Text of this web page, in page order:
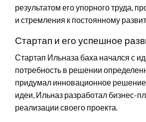
результатом его упорного труда,
и стремления к постоянному
Стартап и его успешное
Стартап Ильназа баха начался с
потребность в решении
придумал инновационное
идеи, Ильназ разработал бизнес-
реализации своего проекта.